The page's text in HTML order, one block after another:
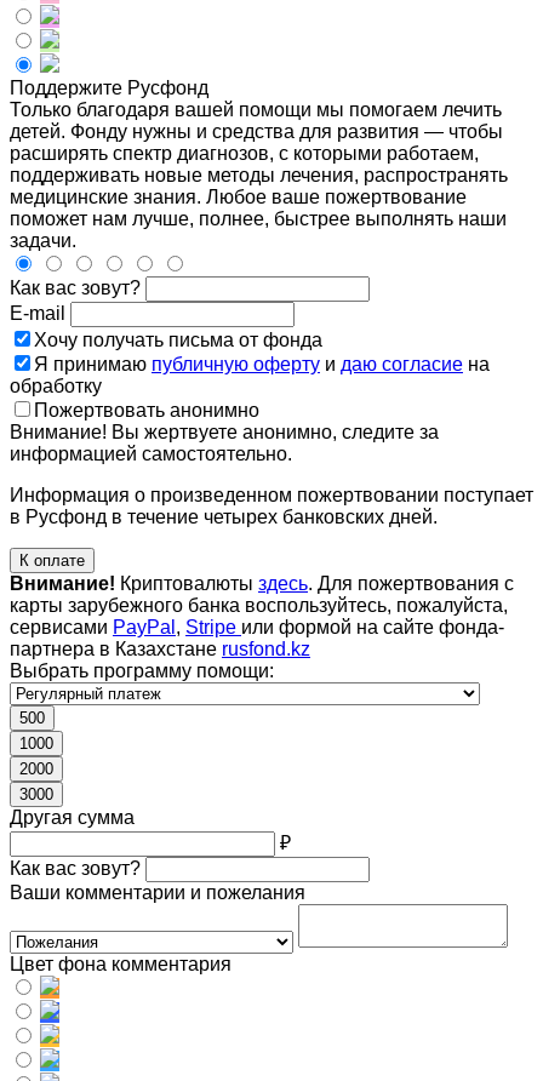
Поддержите Русфонд
Только благодаря вашей помощи мы помогаем лечить
детей. Фонду нужны и средства для развития — чтобы
расширять спектр диагнозов, с которыми работаем,
поддерживать новые методы лечения, распространять
медицинские знания. Любое ваше пожертвование
поможет нам лучше, полнее, быстрее выполнять наши
задачи.
Как вас зовут?
E-mail
Хочу получать письма от фонда
Я принимаю публичную оферту и даю согласие на
обработку
Пожертвовать анонимно
Внимание! Вы жертвуете анонимно, следите за
информацией самостоятельно.
Информация о произведенном пожертвовании поступает
в Русфонд в течение четырех банковских дней.
К оплате
Внимание! Криптовалюты здесь. Для пожертвования с
карты зарубежного банка воспользуйтесь, пожалуйста,
сервисами PayPal , Stripe или формой на сайте фонда-
партнера в Казахстане rusfond.kz
Выбрать программу помощи:
500
1000
2000
3000
Другая сумма
₽
Как вас зовут?
Ваши комментарии и пожелания
Цвет фона комментария